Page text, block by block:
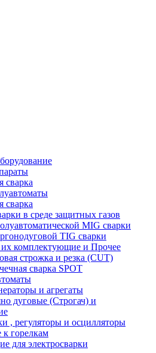
сварка
сварка
в среде защитных газов
MIG сварки
TIG сварки
комплектующие и Прочее
строжка и резка (CUT)
сварка SPOT
и агрегаты
дуговые (Строгач) и
, регуляторы и осцилляторы
к горелкам
для электросварки